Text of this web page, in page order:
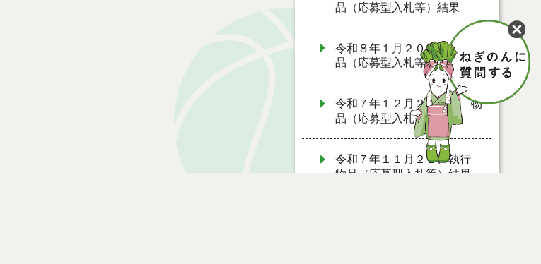
品（応募型入札等）結果
令和８年１月２０日執行 物
品（応募型入札等）結果
令和７年１２月２日執行 物
品（応募型入札等）結果
令和７年１１月２１日執行
物品（応募型入札等）結果